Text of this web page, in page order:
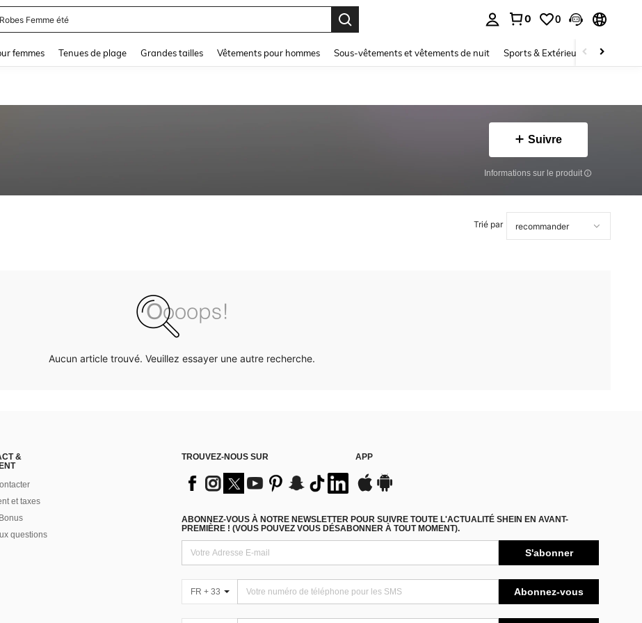
Robes Femme été
0 0
femmes Tenues de plage Grandes tailles Vêtements pour hommes Sous-vêtements et vêtements de nuit Sports & Extérieur Enfants
Suivre
Informations sur le produit
Trié par
Aucun article trouvé. Veuillez essayer une autre recherche.
&
et taxes
questions
TROUVEZ-NOUS SUR APP
ABONNEZ-VOUS À NOTRE NEWSLETTER POUR SUIVRE TOUTE L'ACTUALITÉ SHEIN EN AVANT-
PREMIÈRE ! (VOUS POUVEZ VOUS DÉSABONNER À TOUT MOMENT).
S'abonner
FR + 33 Abonnez-vous